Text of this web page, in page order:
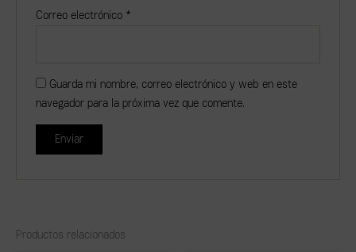
Correo electrónico *
Guarda mi nombre, correo electrónico y web en este
navegador para la próxima vez que comente.
Productos relacionados